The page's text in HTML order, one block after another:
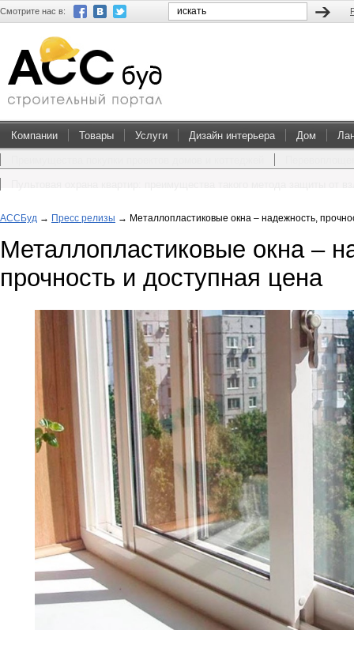
Смотрите нас в:
Компании Товары Услуги Дизайн интерьера Дом
АССБуд → Пресс релизы → Металлопластиковые окна – надежность,
Металлопластиковые окна –
прочность и доступная цена